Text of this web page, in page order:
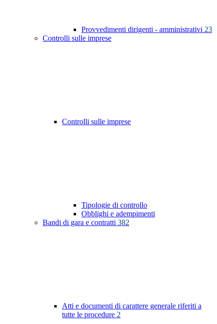
Provvedimenti dirigenti - amministrativi 23
Controlli sulle imprese
Controlli sulle imprese
Tipologie di controllo
Obblighi e adempimenti
Bandi di gara e contratti 382
Atti e documenti di carattere generale riferiti a
tutte le procedure 2